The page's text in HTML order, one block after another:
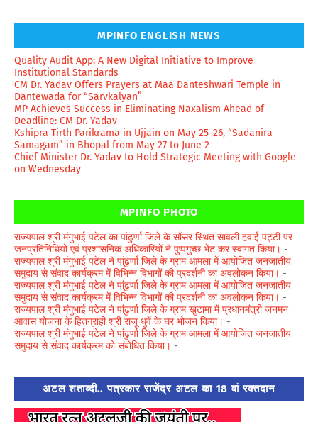
MPINFO ENGLISH NEWS
Quality Audit App: A New Digital Initiative to Improve
Institutional Standards
CM Dr. Yadav Offers Prayers at Maa Danteshwari Temple in
Dantewada for “Sarvkalyan”
MP Achieves Success in Eliminating Naxalism Ahead of
Deadline: CM Dr. Yadav
Kshipra Tirth Parikrama in Ujjain on May 25–26, “Sadanira
Samagam” in Bhopal from May 27 to June 2
Chief Minister Dr. Yadav to Hold Strategic Meeting with Google
on Wednesday
MPINFO PHOTO
राज्यपाल श्री मंगुभाई पटेल का पांढुर्णा जिले के सौंसर स्थित सावली हवाई पट्टी पर
जनप्रतिनिधियों एवं प्रशासनिक अधिकारियों ने पुष्पगुच्छ भेंट कर स्वागत किया। -
राज्यपाल श्री मंगुभाई पटेल ने पांढुर्णा जिले के ग्राम आमला में आयोजित जनजातीय
समुदाय से संवाद कार्यक्रम में विभिन्न विभागों की प्रदर्शनी का अवलोकन किया। -
राज्यपाल श्री मंगुभाई पटेल ने पांढुर्णा जिले के ग्राम आमला में आयोजित जनजातीय
समुदाय से संवाद कार्यक्रम में विभिन्न विभागों की प्रदर्शनी का अवलोकन किया। -
राज्यपाल श्री मंगुभाई पटेल ने पांढुर्णा जिले के ग्राम खुटामा में प्रधानमंत्री जनमन
आवास योजना के हितग्राही श्री राजू धुर्वे के घर भोजन किया। -
राज्यपाल श्री मंगुभाई पटेल ने पांढुर्णा जिले के ग्राम आमला में आयोजित जनजातीय
समुदाय से संवाद कार्यक्रम को संबोधित किया। -
अटल शताब्दी.. पत्रकार राजेंद्र अटल का 18 वां रक्तदान